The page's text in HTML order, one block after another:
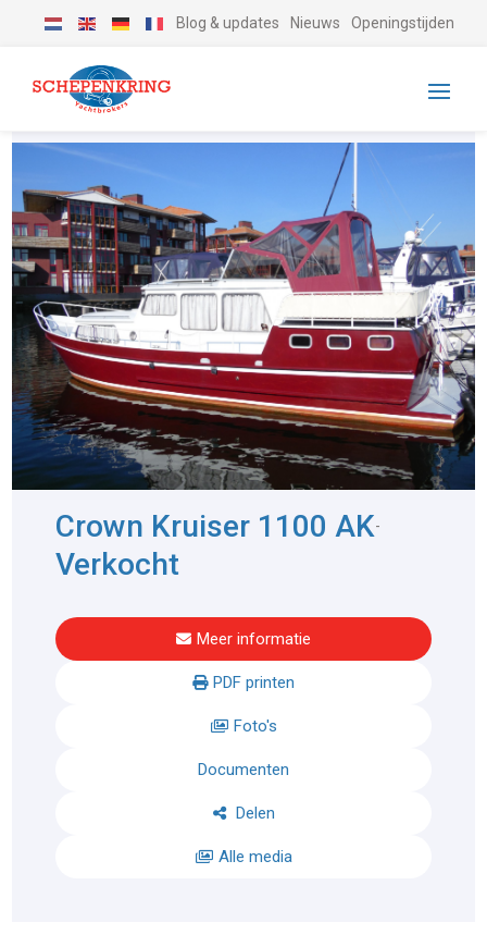
Blog & updates Nieuws Openingstijden
Crown Kruiser 1100 AK-
Verkocht
Meer informatie
PDF printen
Foto's
Documenten
Delen
Alle media